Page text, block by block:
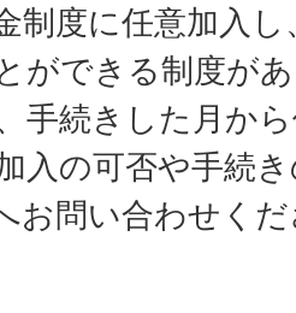
制度に任意加入
ができる制度が
手続きした月か
入の可否や手続
お問い合わせく